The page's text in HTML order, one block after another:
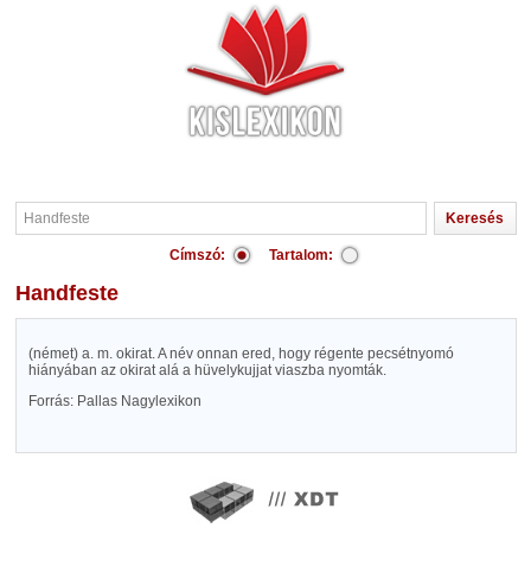
Címszó: Tartalom:
Handfeste
(német) a. m. okirat. A név onnan ered, hogy régente pecsétnyomó
hiányában az okirat alá a hüvelykujjat viaszba nyomták.
Forrás: Pallas Nagylexikon